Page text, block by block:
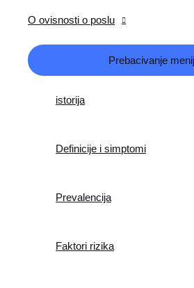
O ovisnosti o poslu
Prebacivanje
istorija
Definicije i simptomi
Prevalencija
Faktori rizika